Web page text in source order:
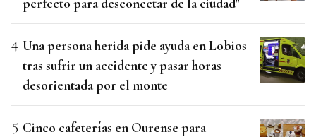
Una persona herida pide ayuda en Lobios
tras sufrir un accidente y pasar horas
desorientada por el monte
Cinco cafeterías en Ourense para